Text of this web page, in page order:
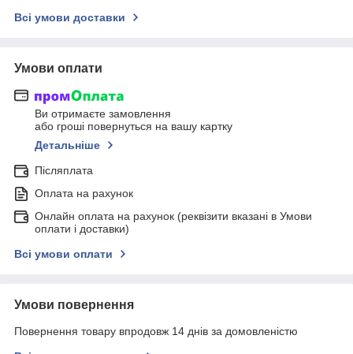
Всі умови доставки
Умови оплати
Ви отримаєте замовлення
або гроші повернуться на вашу картку
Детальніше
Післяплата
Оплата на рахунок
Онлайн оплата на рахунок (реквізити вказані в Умови
оплати і доставки)
Всі умови оплати
Умови повернення
Повернення товару впродовж 14 днів за домовленістю